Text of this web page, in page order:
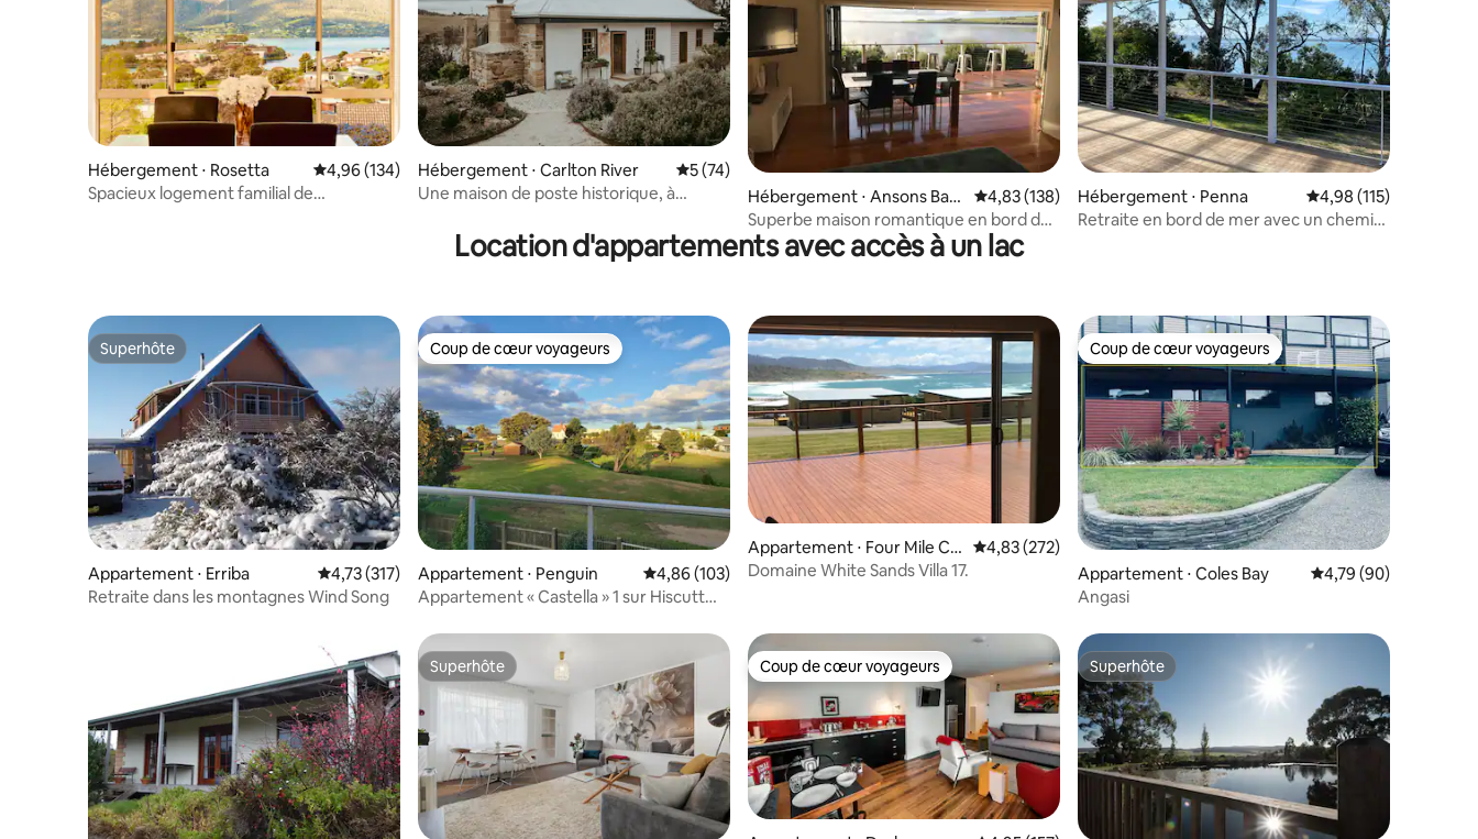
Hébergement ⋅ Rosetta Évaluation moyenne sur la base de 134 commentaires : 4,96 sur 5
4,96 (134)
Spacieux logement familial de
Hébergement ⋅ Carlton River Évaluation moyenne sur la base de 74 commentaires : 5 sur 5
5 (74)
Une maison de poste historique, à
Hébergement ⋅ Ansons Bay,
St Helens
Évaluation moyenne sur la base de 138 commentaires : 4,83 sur 5
4,83 (138)
Superbe maison romantique en bord de
mer à Ansons Bay
Hébergement ⋅ Penna Évaluation moyenne
4,98 (115)
Retraite en bord de mer avec un chemin
Location d'appartements avec accès à un lac
Superhôte
Superhôte
Appartement ⋅ Erriba Évaluation moyenne sur la base de 317 commentaires : 4,73 sur 5
4,73 (317)
Retraite dans les montagnes Wind Song
Coup de cœur voyageurs
Coup de cœur voyageurs
Appartement ⋅ Penguin Évaluation moyenne sur la base de 103 commentaires : 4,86 sur 5
4,86 (103)
Appartement « Castella » 1 sur Hiscutt
Appartement ⋅ Four Mile Cr
eek
Évaluation moyenne sur la base de 272 commentaires : 4,83 sur 5
4,83 (272)
Domaine White Sands Villa 17.
Coup de cœur voyageurs
Coup de cœur voyageurs
Appartement ⋅ Coles Bay Évaluation moyenne
4,79 (90)
Angasi
Superhôte
Superhôte Coup de cœur voyageurs
Coup de cœur voyageurs Superhôte
Superhôte